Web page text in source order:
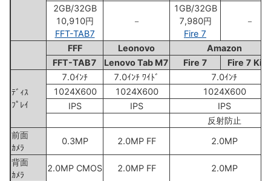
2GB/32GB
10,910円
FFT-TAB7
－
1GB/32GB
7,980円
Fire 7
－
FFF Leonovo
Amazon
FFT-TAB7
Lenovo Tab M7 Fire 7 Fire 7
ﾃﾞｨｽ
ﾌﾟﾚｲ
7.0ｲﾝﾁ 7.0ｲﾝﾁ ﾜｲﾄﾞ
7.0ｲﾝﾁ
1024X600
1024X600
1024X600
IPS
IPS
IPS
反射防止
前面
ｶﾒﾗ
0.3MP 2.0MP FF 2.0MP
背面
ｶﾒﾗ
2.0MP CMOS 2.0MP FF 2.0MP